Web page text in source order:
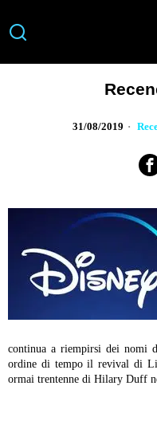
31/08/2019
continua a riempirsi dei nomi
ordine di tempo il revival di
ormai trentenne di Hilary Duff